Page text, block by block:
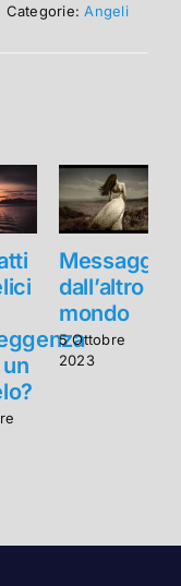
Categorie:Angeli
Messaggi
dall’altro
mondo
5 Ottobre
2023